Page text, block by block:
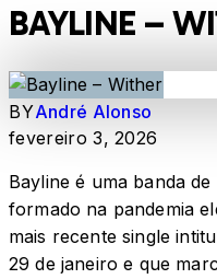
BAYLINE –
BYAndré Alonso
fevereiro 3, 2026
Bayline é uma banda
formado na pandemia
mais recente single
29 de janeiro e que